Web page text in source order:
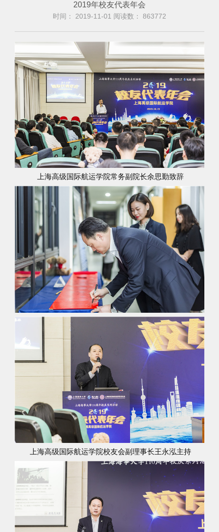
2019年校友代表年会
时间： 2019-11-01 阅读数： 863772
上海高级国际航运学院常务副院长余思勤致辞
上海高级国际航运学院校友会副理事长王永泓主持